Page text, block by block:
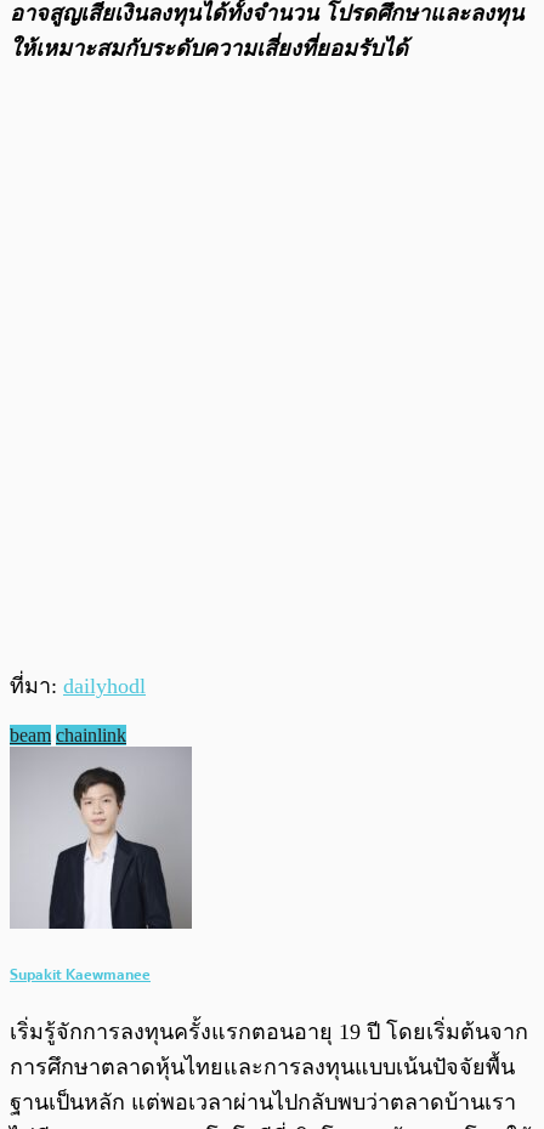
อาจสูญเสียเงินลงทุนได้ทั้งจํานวน โปรดศึกษาและลงทุน
ให้เหมาะสมกับระดับความเสี่ยงที่ยอมรับได้
ที่มา: dailyhodl
beam chainlink
Supakit Kaewmanee
เริ่มรู้จักการลงทุนครั้งแรกตอนอายุ 19 ปี โดยเริ่มต้นจาก
การศึกษาตลาดหุ้นไทยและการลงทุนแบบเน้นปัจจัยพื้น
ฐานเป็นหลัก แต่พอเวลาผ่านไปกลับพบว่าตลาดบ้านเรา